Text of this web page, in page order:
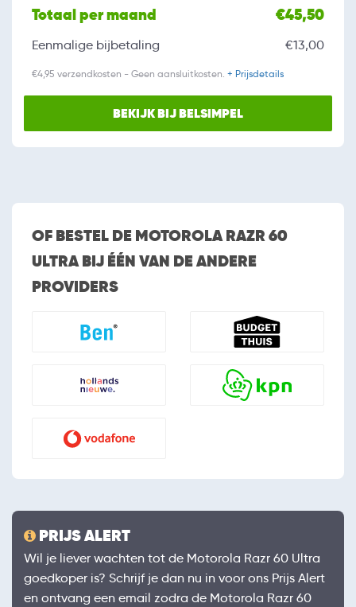
Totaal per maand €45,50
Eenmalige bijbetaling €13,00
€4,95 verzendkosten - Geen aansluitkosten. + Prijsdetails
BEKIJK BIJ BELSIMPEL
OF BESTEL DE MOTOROLA RAZR 60
ULTRA BIJ ÉÉN VAN DE ANDERE
PROVIDERS
PRIJS ALERT
Wil je liever wachten tot de Motorola Razr 60 Ultra
goedkoper is? Schrijf je dan nu in voor ons Prijs Alert
en ontvang een email zodra de Motorola Razr 60